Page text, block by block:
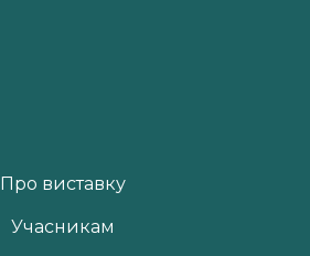
Про виставку
Учасникам